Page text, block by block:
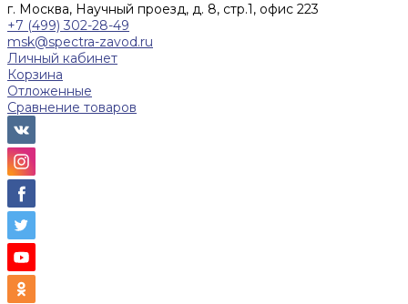
г. Москва, Научный проезд, д. 8, стр.1, офис 223
+7 (499) 302-28-49
msk@spectra-zavod.ru
Личный кабинет
Корзина
Отложенные
Сравнение товаров